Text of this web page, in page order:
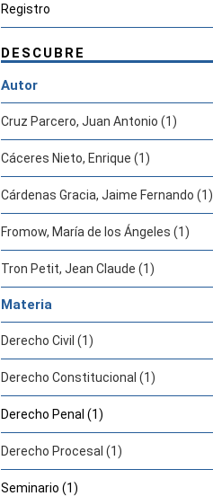
Registro
DESCUBRE
Autor
Cruz Parcero, Juan Antonio (1)
Cáceres Nieto, Enrique (1)
Cárdenas Gracia, Jaime Fernando (1)
Fromow, María de los Ángeles (1)
Tron Petit, Jean Claude (1)
Materia
Derecho Civil (1)
Derecho Constitucional (1)
Derecho Penal (1)
Derecho Procesal (1)
Seminario (1)